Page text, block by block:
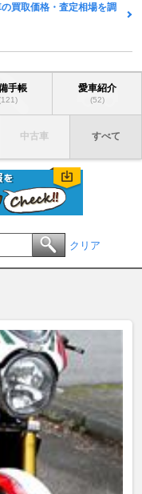
買取価格・査定相場を調
手帳 愛車紹介
(52)
中古車 すべて
クリア